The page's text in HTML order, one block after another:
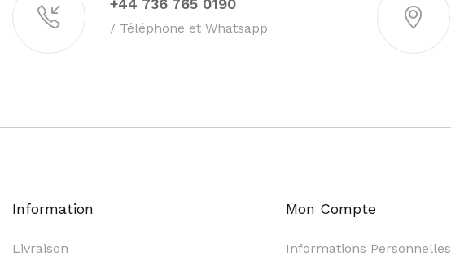
+44 736 765 0190
/ Téléphone et Whatsapp
Information
Livraison
Mon Compte
Informations Personnelles